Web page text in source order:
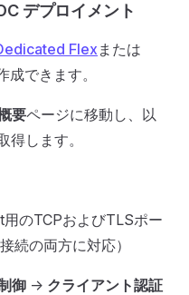
デプロイメント
Flex または
できます。
要ページに移動し、以
します。
のTCPおよびTLSポー
続の両方に対応）
御 -> クライアント認証